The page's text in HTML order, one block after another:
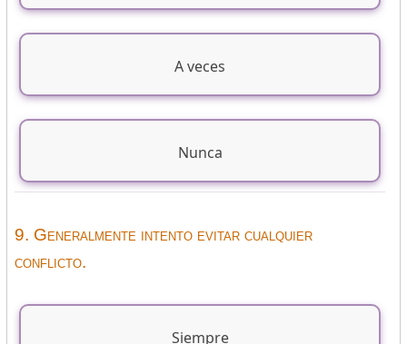
A veces
Nunca
9. Generalmente intento evitar cualquier
conflicto.
Siempre